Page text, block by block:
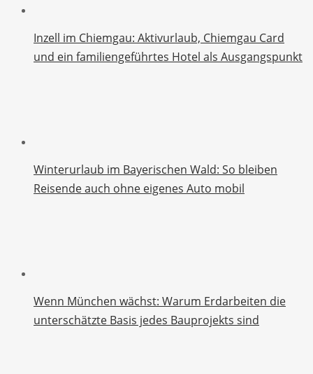
Inzell im Chiemgau: Aktivurlaub, Chiemgau Card
und ein familiengeführtes Hotel als Ausgangspunkt
Winterurlaub im Bayerischen Wald: So bleiben
Reisende auch ohne eigenes Auto mobil
Wenn München wächst: Warum Erdarbeiten die
unterschätzte Basis jedes Bauprojekts sind